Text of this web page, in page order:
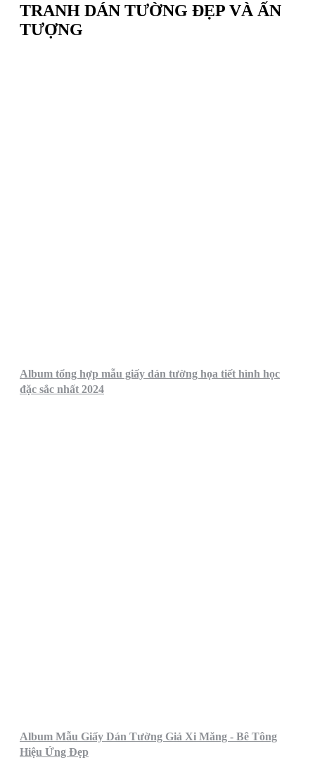
TRANH DÁN TƯỜNG ĐẸP VÀ ẤN
TƯỢNG
Album tổng hợp mẫu giấy dán tường họa tiết hình học
đặc sắc nhất 2024
Album Mẫu Giấy Dán Tường Giả Xi Măng - Bê Tông
Hiệu Ứng Đẹp